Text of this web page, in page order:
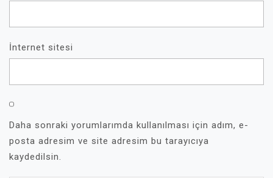
İnternet sitesi
Daha sonraki yorumlarımda kullanılması için adım, e-
posta adresim ve site adresim bu tarayıcıya
kaydedilsin.